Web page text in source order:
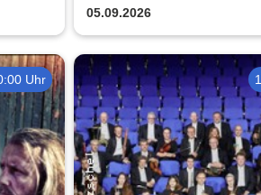
05.09.2026
Uhr